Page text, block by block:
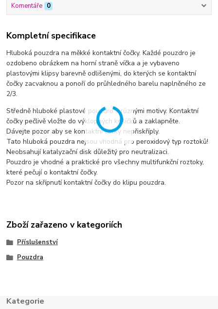
Komentáře 0
Kompletní specifikace
Hluboká pouzdra na měkké kontaktní čočky. Každé pouzdro je
ozdobeno obrázkem na horní straně víčka a je vybaveno
plastovými klipsy barevně odlišenými, do kterých se kontaktní
čočky zacvaknou a ponoří do průhledného barelu naplněného ze
2/3.
Středně hluboké plastové pouzdro s různými motivy. Kontaktní
čočky pečlivě vložte do výklopných košíčků a zaklapněte.
Dávejte pozor aby se kontaktní čočky nepřiskříply.
Tato hluboká pouzdra nejsou vhodná pro peroxidový typ roztoků!
Neobsahují katalyzační disk důležitý pro neutralizaci.
Pouzdro je vhodné a praktické pro všechny multifunkční roztoky,
které pečují o kontaktní čočky.
Pozor na skřípnutí kontaktní čočky do klipu pouzdra.
Zboží zařazeno v kategoriích
Příslušenství
Pouzdra
Kategorie